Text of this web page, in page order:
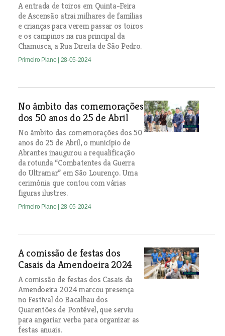
A entrada de toiros em Quinta-Feira
de Ascensão atrai milhares de famílias
e crianças para verem passar os toiros
e os campinos na rua principal da
Chamusca, a Rua Direita de São Pedro.
Primeiro Plano | 28-05-2024
No âmbito das comemorações
dos 50 anos do 25 de Abril
No âmbito das comemorações dos 50
anos do 25 de Abril, o município de
Abrantes inaugurou a requalificação
da rotunda “Combatentes da Guerra
do Ultramar” em São Lourenço. Uma
cerimónia que contou com várias
figuras ilustres.
Primeiro Plano | 28-05-2024
A comissão de festas dos
Casais da Amendoeira 2024
A comissão de festas dos Casais da
Amendoeira 2024 marcou presença
no Festival do Bacalhau dos
Quarentões de Pontével, que serviu
para angariar verba para organizar as
festas anuais.